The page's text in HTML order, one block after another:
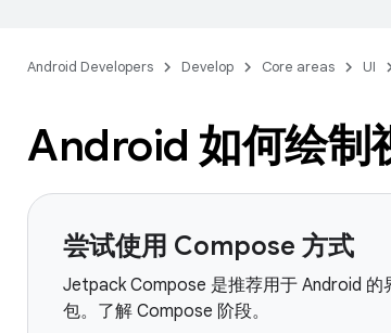
Android Developers Develop Core areas UI
Android 如何绘制
尝试使用 Compose 方式
Jetpack Compose 是推荐用于 Android 的
包。了解 Compose 阶段。